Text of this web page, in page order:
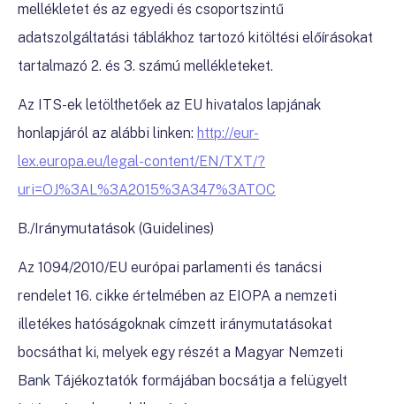
mellékletet és az egyedi és csoportszintű
adatszolgáltatási táblákhoz tartozó kitöltési előírásokat
tartalmazó 2. és 3. számú mellékleteket.
Az ITS-ek letölthetőek az EU hivatalos lapjának
honlapjáról az alábbi linken: http://eur-
lex.europa.eu/legal-content/EN/TXT/?
uri=OJ%3AL%3A2015%3A347%3ATOC
B./Iránymutatások (Guidelines)
Az 1094/2010/EU európai parlamenti és tanácsi
rendelet 16. cikke értelmében az EIOPA a nemzeti
illetékes hatóságoknak címzett iránymutatásokat
bocsáthat ki, melyek egy részét a Magyar Nemzeti
Bank Tájékoztatók formájában bocsátja a felügyelt